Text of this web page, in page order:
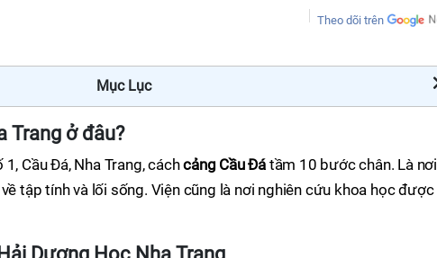
Theo dõi trên
Mục Lục
Trang ở đâu?
Cầu Đá, Nha Trang, cáchcảng Cầu Đá tầm 10 bước chân. Là nơi
tập tính và lối sống. Viện cũng là nơi nghiên cứu khoa học được